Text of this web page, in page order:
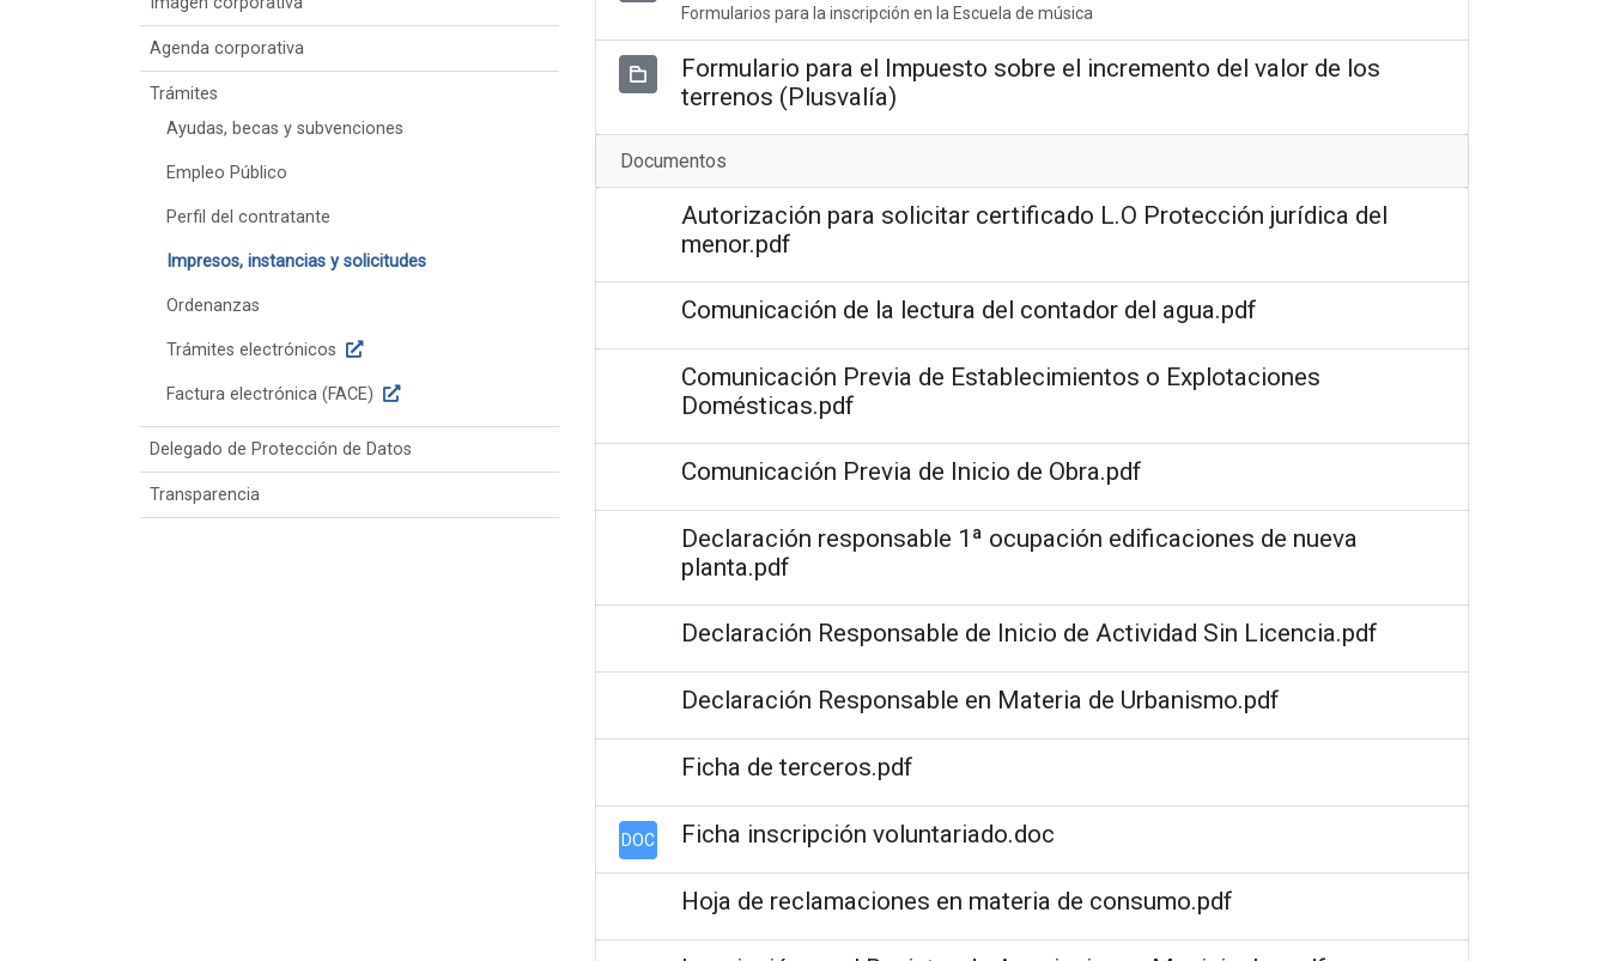
Agenda corporativa
Trámites
Ayudas, becas y subvenciones
Empleo Público
Perfil del contratante
Impresos, instancias y solicitudes
Ordenanzas
Trámites electrónicos
Factura electrónica (FACE)
Delegado de Protección de Datos
Transparencia
Formularios para la inscripción en la Escuela de música
Formulario para el Impuesto sobre el incremento del valor de los
terrenos (Plusvalía)
Documentos
Autorización para solicitar certificado L.O Protección jurídica del
menor.pdf
Comunicación de la lectura del contador del agua.pdf
Comunicación Previa de Establecimientos o Explotaciones
Domésticas.pdf
Comunicación Previa de Inicio de Obra.pdf
Declaración responsable 1ª ocupación edificaciones de nueva
planta.pdf
Declaración Responsable de Inicio de Actividad Sin Licencia.pdf
Declaración Responsable en Materia de Urbanismo.pdf
Ficha de terceros.pdf
DOC Ficha inscripción voluntariado.doc
Hoja de reclamaciones en materia de consumo.pdf